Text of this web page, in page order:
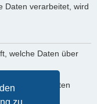
zu
Daten verarbeitet, wird
welche Daten über
deiner Daten